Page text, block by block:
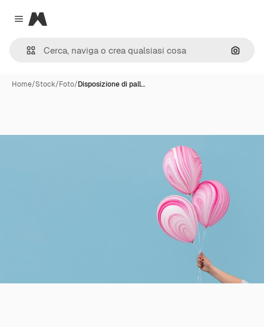
Close menu
Magnific
Cerca
Home/Stock/Foto/Disposizione di pall…